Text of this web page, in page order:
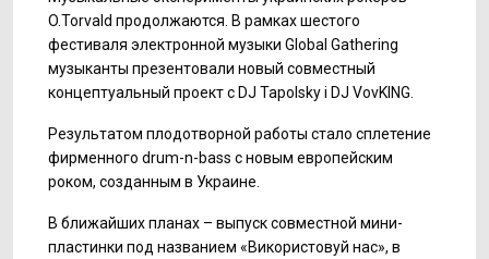
O.Torvald продолжаются. В рамках шестого
фестиваля электронной музыки Global Gathering
музыканты презентовали новый совместный
концептуальный проект с DJ Tapolsky і DJ VovKING.
Результатом плодотворной работы стало сплетение
фирменного drum-n-bass с новым европейским
роком, созданным в Украине.
В ближайших планах – выпуск совместной мини-
пластинки под названием «Використовуй нас», в